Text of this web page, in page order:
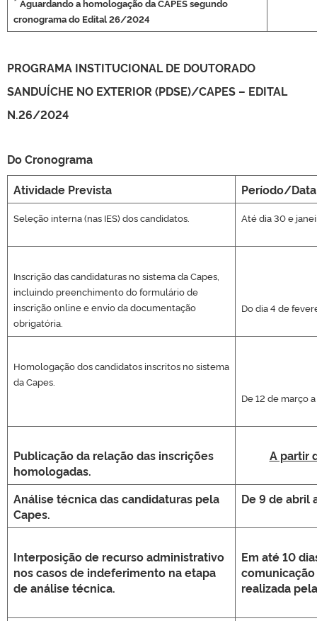
Aguardando a homologação da CAPES segundo
cronograma do Edital 26/2024
PROGRAMA INSTITUCIONAL DE DOUTORADO
SANDUÍCHE NO EXTERIOR (PDSE)/CAPES – EDITAL
N.26/2024
Do Cronograma
Atividade Prevista
Período/Data
Seleção interna (nas IES) dos candidatos. Até dia 30 e
Inscrição das candidaturas no sistema da Capes,
incluindo preenchimento do formulário de
inscrição online e envio da documentação
obrigatória.
Do dia 4 de
Homologação dos candidatos inscritos no sistema
da Capes.
De 12 de março
Publicação da relação das inscrições
homologadas.
A partir
Análise técnica das candidaturas pela
Capes.
De 9 de abril
Interposição de recurso administrativo
nos casos de indeferimento na etapa
de análise técnica.
Em até 10
realizada